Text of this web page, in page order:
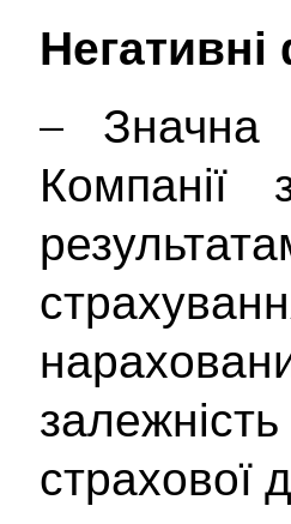
– Значна
Компанії
страхової